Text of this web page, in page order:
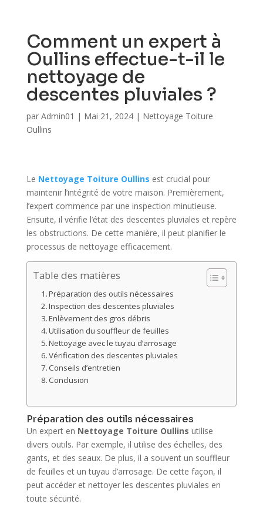
Comment un expert à
Oullins effectue-t-il le
nettoyage de
descentes pluviales ?
par Admin01 | Mai 21, 2024| Nettoyage Toiture
Oullins
Le Nettoyage Toiture Oullins est crucial pour
maintenir l’intégrité de votre maison. Premièrement,
l’expert commence par une inspection minutieuse.
Ensuite, il vérifie l’état des descentes pluviales et repère
les obstructions. De cette manière, il peut planifier le
processus de nettoyage efficacement.
Table des matières
Préparation des outils nécessaires
Inspection des descentes pluviales
Enlèvement des gros débris
Utilisation du souffleur de feuilles
Nettoyage avec le tuyau d’arrosage
Vérification des descentes pluviales
Conseils d’entretien
Conclusion
Préparation des outils nécessaires
Un expert en Nettoyage Toiture Oullins utilise
divers outils. Par exemple, il utilise des échelles, des
gants, et des seaux. De plus, il a souvent un souffleur
de feuilles et un tuyau d’arrosage. De cette façon, il
peut accéder et nettoyer les descentes pluviales en
toute sécurité.